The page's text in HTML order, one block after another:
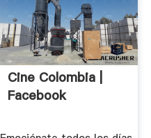
Cine Colombia |
Facebook